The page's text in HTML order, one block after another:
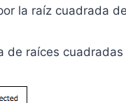
la raíz cuadrada
de raíces